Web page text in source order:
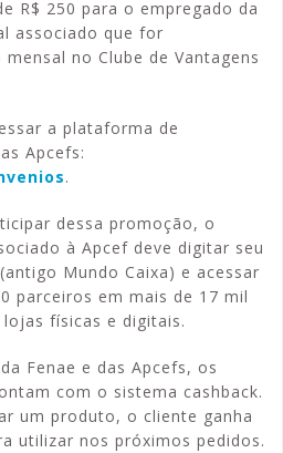
R$ 250 para o empregado da
associado que for
no Clube de Vantagens
a plataforma de
Apcefs:
.
dessa promoção, o
à Apcef deve digitar seu
Mundo Caixa) e acessar
parceiros em mais de 17 mil
físicas e digitais.
Fenae e das Apcefs, os
com o sistema cashback.
um produto, o cliente ganha
utilizar nos próximos pedidos.